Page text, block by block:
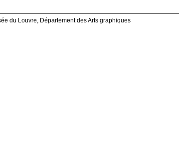
du Louvre, Département des Arts graphiques